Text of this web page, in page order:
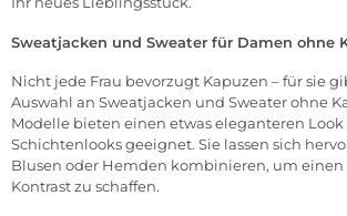
Sweatjacken und Sweater für Damen ohne
Nicht jede Frau bevorzugt Kapuzen – für sie
Auswahl an Sweatjacken und Sweater ohne
Modelle bieten einen etwas eleganteren
Schichtenlooks geeignet. Sie lassen sich
Blusen oder Hemden kombinieren, um einen
Kontrast zu schaffen.